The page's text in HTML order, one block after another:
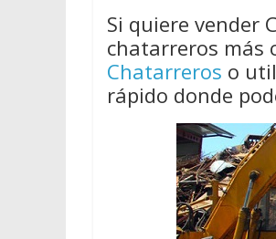
Si quiere vender
chatarreros más
Chatarreros o
rápido donde